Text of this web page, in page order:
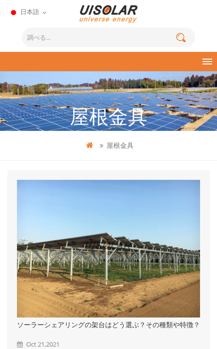
日本語
屋根金具
屋根金具
ソーラーシェアリングの架台はどう選ぶ？その種類や特徴？
Oct 21,2021